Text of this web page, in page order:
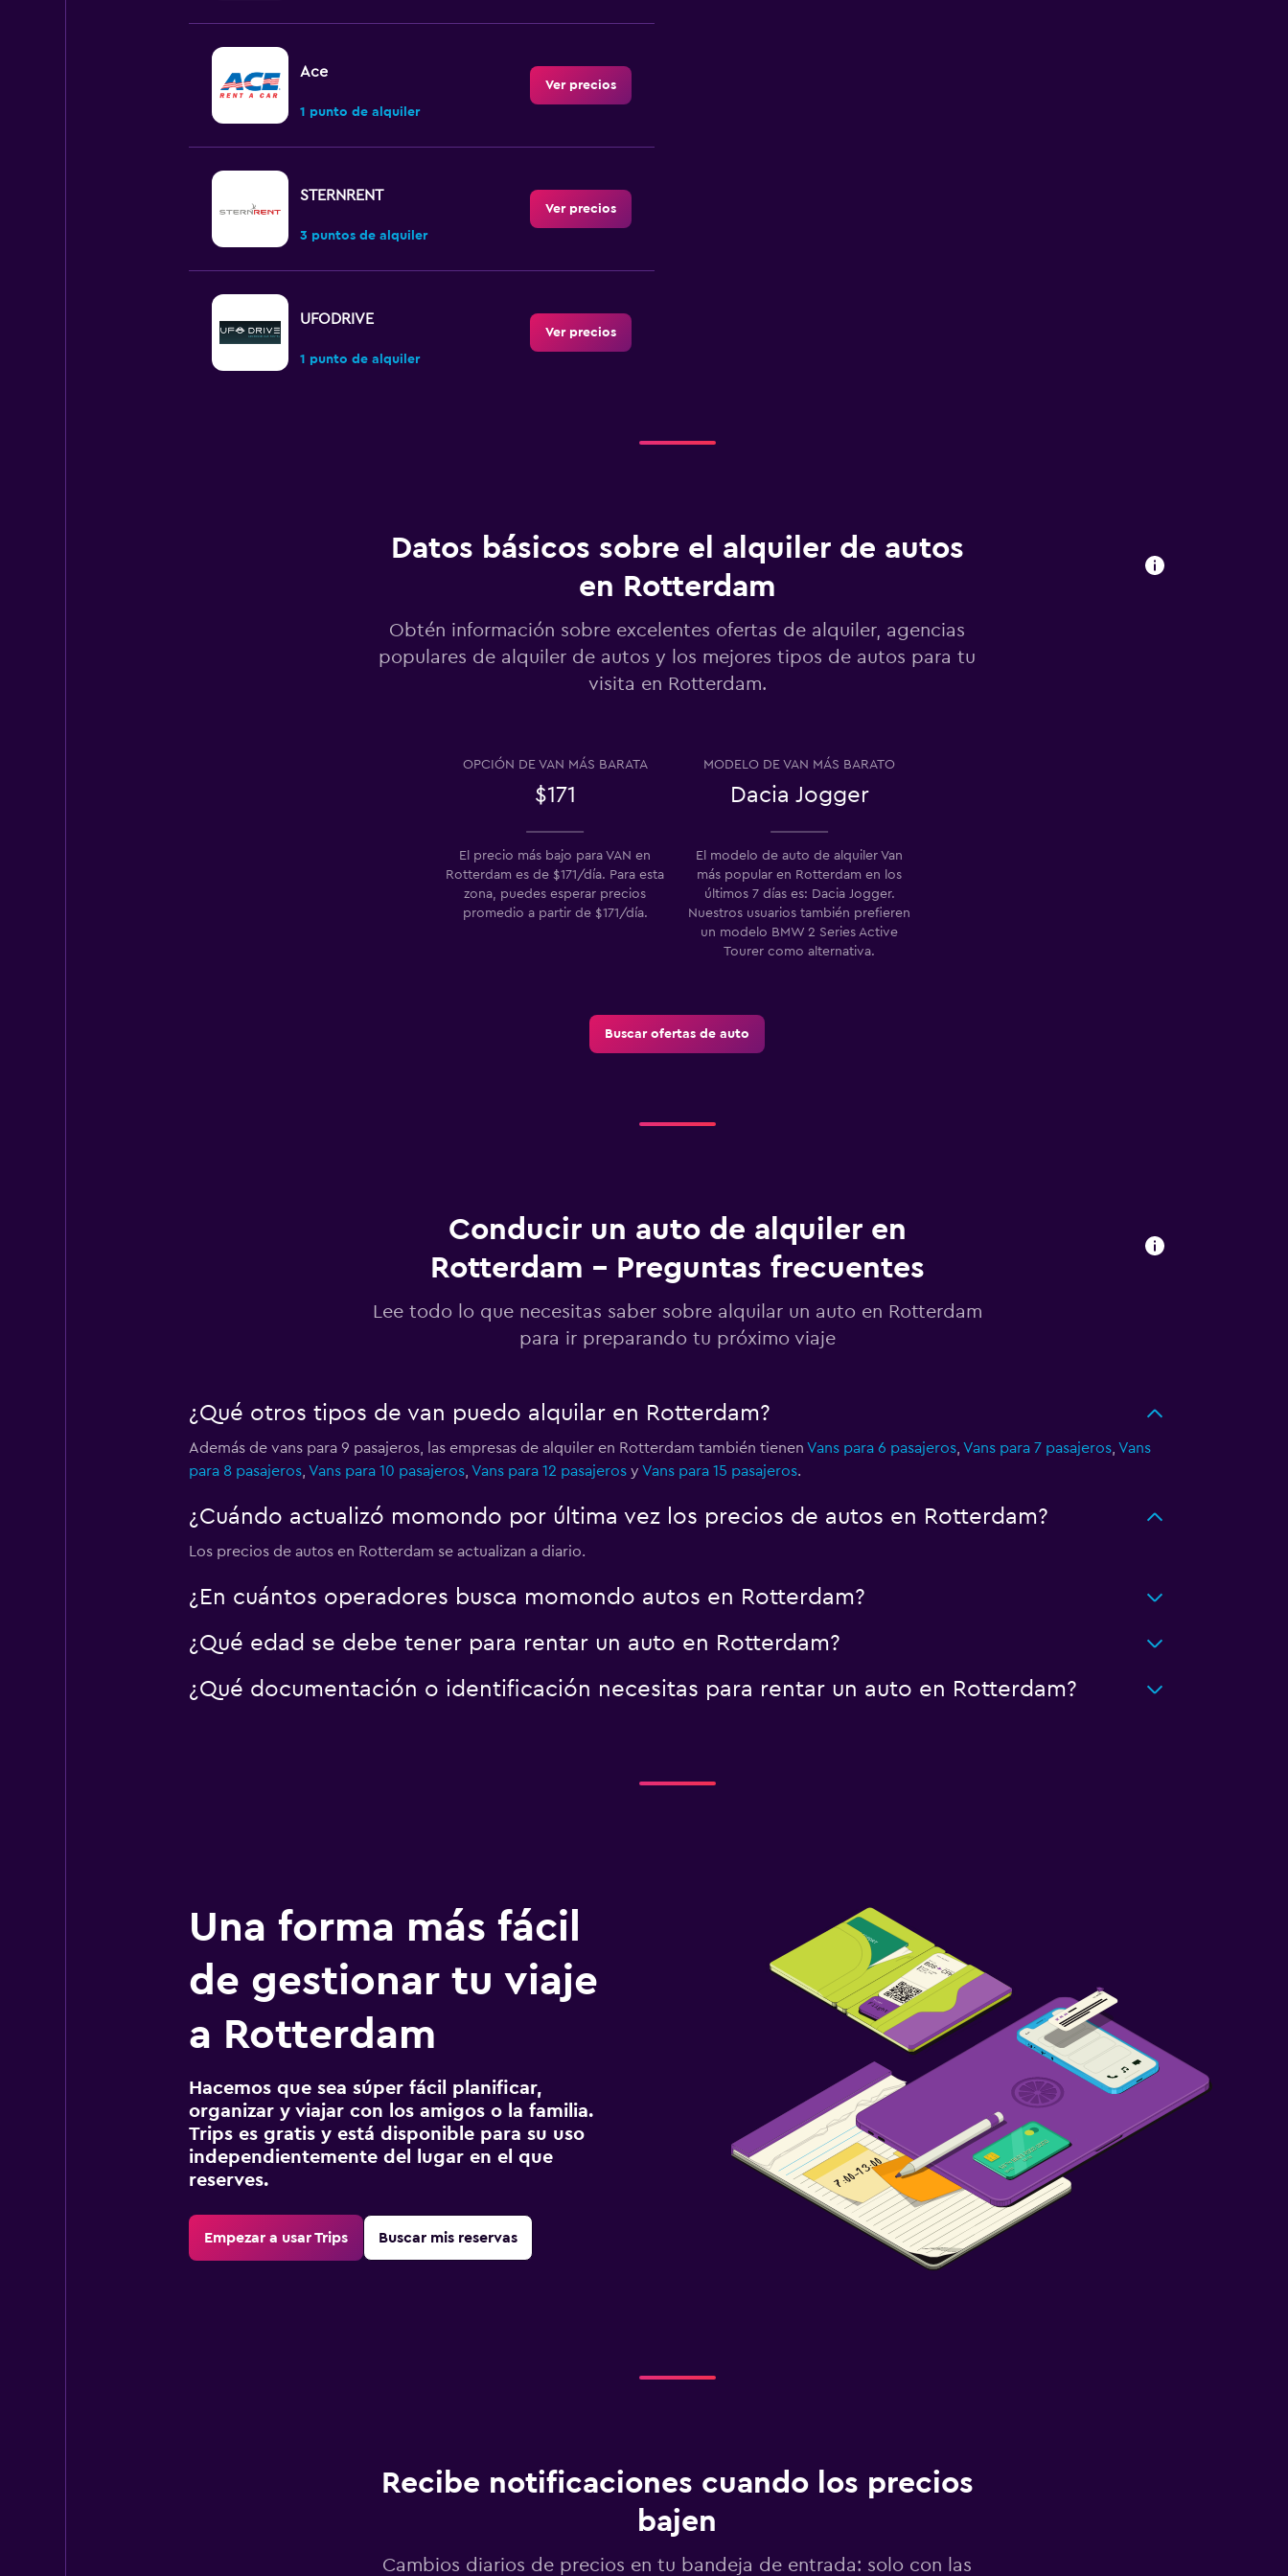
Ace
1 punto de alquiler
Ver precios
STERNRENT
3 puntos de alquiler
Ver precios
UFODRIVE
1 punto de alquiler
Ver precios
Ver precios
Datos básicos sobre el alquiler de autos
en Rotterdam
Obtén información sobre excelentes ofertas de alquiler, agencias
populares de alquiler de autos y los mejores tipos de autos para tu
visita en Rotterdam.
OPCIÓN DE VAN MÁS BARATA
$171
MODELO DE VAN MÁS BARATO
Dacia Jogger
El precio más bajo para VAN en
Rotterdam es de $171/día. Para esta
zona, puedes esperar precios
promedio a partir de $171/día.
El modelo de auto de alquiler Van
más popular en Rotterdam en los
últimos 7 días es: Dacia Jogger.
Nuestros usuarios también prefieren
un modelo BMW 2 Series Active
Tourer como alternativa.
Buscar ofertas de auto
Conducir un auto de alquiler en
Rotterdam - Preguntas frecuentes
Lee todo lo que necesitas saber sobre alquilar un auto en Rotterdam
para ir preparando tu próximo viaje
¿Qué otros tipos de van puedo alquilar en Rotterdam?
Además de vans para 9 pasajeros, las empresas de alquiler en Rotterdam también tienen Vans para 6 pasajeros, Vans para 7 pasajeros, Vans
para 8 pasajeros, Vans para 10 pasajeros, Vans para 12 pasajerosy Vans para 15 pasajeros.
¿Cuándo actualizó momondo por última vez los precios de autos en Rotterdam?
Los precios de autos en Rotterdam se actualizan a diario.
¿En cuántos operadores busca momondo autos en Rotterdam?
¿Qué edad se debe tener para rentar un auto en Rotterdam?
¿Qué documentación o identificación necesitas para rentar un auto en Rotterdam?
Una forma más fácil
de gestionar tu viaje
a Rotterdam
Hacemos que sea súper fácil planificar,
organizar y viajar con los amigos o la familia.
Trips es gratis y está disponible para su uso
independientemente del lugar en el que
reserves.
Empezar a usar Trips Buscar mis reservas
Recibe notificaciones cuando los precios
bajen
Cambios diarios de precios en tu bandeja de entrada: solo con las